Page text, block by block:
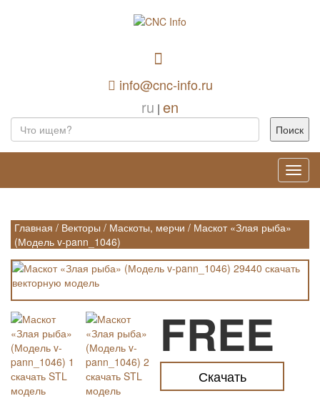
info@cnc-info.ru
ru | en
Главная / Векторы / Маскоты, мерчи / Маскот «Злая рыба»
(Модель v-pann_1046)
FREE
Скачать